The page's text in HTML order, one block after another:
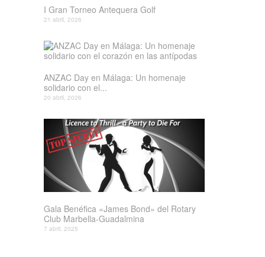
I Gran Torneo Antequera Golf
21 abril, 2026
ANZAC Day en Málaga: Un homenaje
solidario con el...
20 abril, 2026
Gala Benéfica «James Bond» del Rotary
Club Marbella-Guadalmina
7 abril, 2025